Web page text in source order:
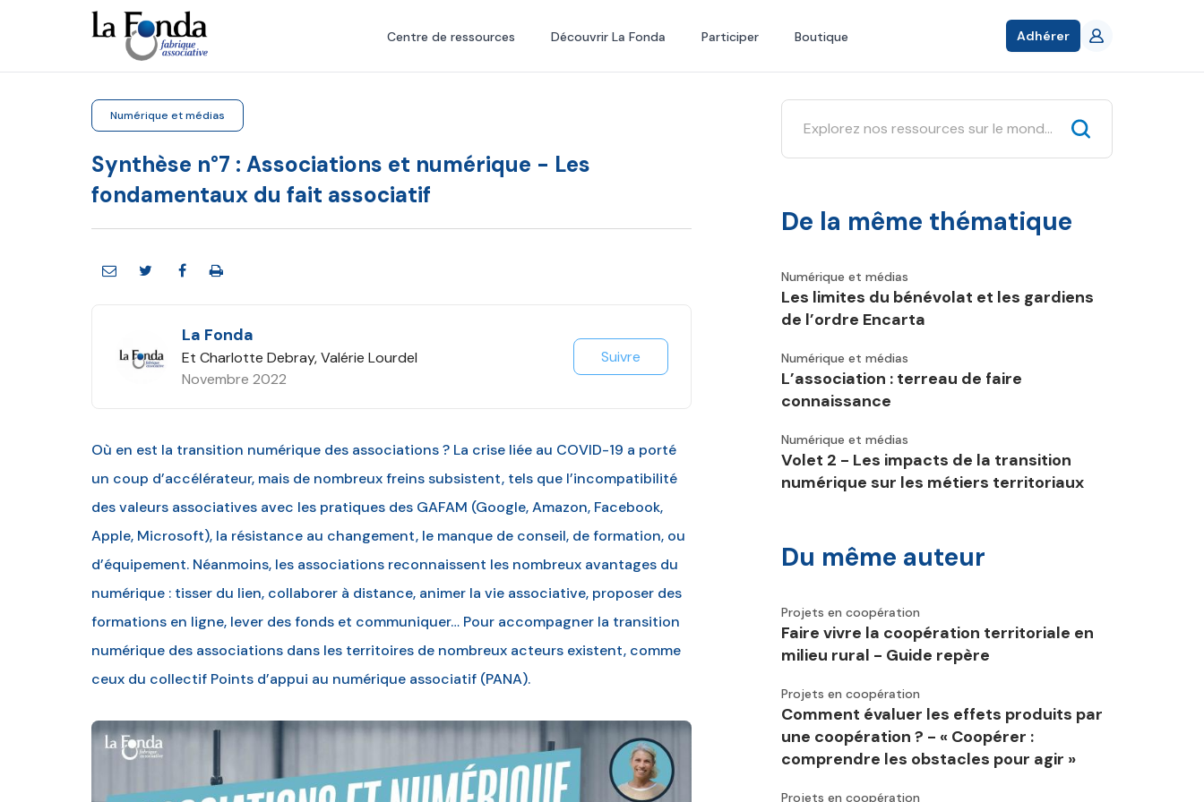
principal
Centre de ressources Découvrir La Fonda Participer Boutique Adhérer
Numérique et médias
Synthèse n°7 : Associations et numérique - Les
fondamentaux du fait associatif
La Fonda
Et Charlotte Debray, Valérie Lourdel
Novembre 2022
Suivre
Où en est la transition numérique des associations ? La crise liée au COVID-19 a porté
un coup d’accélérateur, mais de nombreux freins subsistent, tels que l’incompatibilité
des valeurs associatives avec les pratiques des GAFAM (Google, Amazon, Facebook,
Apple, Microsoft), la résistance au changement, le manque de conseil, de formation, ou
d’équipement. Néanmoins, les associations reconnaissent les nombreux avantages du
numérique : tisser du lien, collaborer à distance, animer la vie associative, proposer des
formations en ligne, lever des fonds et communiquer… Pour accompagner la transition
numérique des associations dans les territoires de nombreux acteurs existent, comme
ceux du collectif Points d’appui au numérique associatif (PANA).
De la même thématique
Numérique et médias
Les limites du bénévolat et les gardiens
de l’ordre Encarta
Numérique et médias
L’association : terreau de faire
connaissance
Numérique et médias
Volet 2 - Les impacts de la transition
numérique sur les métiers territoriaux
Du même auteur
Projets en coopération
Faire vivre la coopération territoriale en
milieu rural - Guide repère
Projets en coopération
Comment évaluer les effets produits par
une coopération ? - « Coopérer :
comprendre les obstacles pour agir »
Projets en coopération